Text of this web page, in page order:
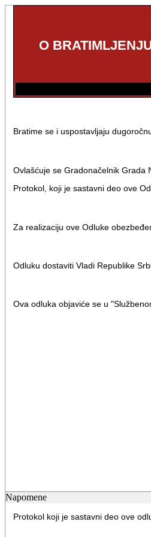
O
Bratime se i uspostavljaju
Ovlašćuje se Gradonačelnik Grada
Protokol, koji je sastavni deo ove
Za realizaciju ove Odluke
Odluku dostaviti Vladi Republike
Ova odluka objaviće se u
Napomene
Protokol koji je sastavni deo ove